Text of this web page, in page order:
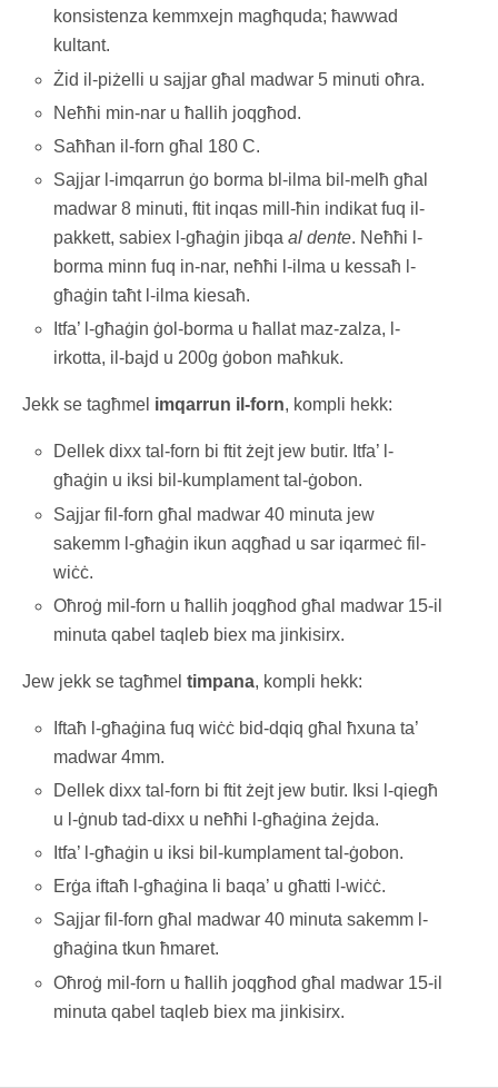
konsistenza kemmxejn magħquda; ħawwad
kultant.
Żid il-piżelli u sajjar għal madwar 5 minuti oħra.
Neħħi min-nar u ħallih joqgħod.
Saħħan il-forn għal 180 C.
Sajjar l-imqarrun ġo borma bl-ilma bil-melħ għal
madwar 8 minuti, ftit inqas mill-ħin indikat fuq il-
pakkett, sabiex l-għaġin jibqaal dente. Neħħi l-
borma minn fuq in-nar, neħħi l-ilma u kessaħ l-
għaġin taħt l-ilma kiesaħ.
Itfa’ l-għaġin ġol-borma u ħallat maz-zalza, l-
irkotta, il-bajd u 200g ġobon maħkuk.
Jekk se tagħmel imqarrun il-forn, kompli hekk:
Dellek dixx tal-forn bi ftit żejt jew butir. Itfa’ l-
għaġin u iksi bil-kumplament tal-ġobon.
Sajjar fil-forn għal madwar 40 minuta jew
sakemm l-għaġin ikun aqgħad u sar iqarmeċ fil-
wiċċ.
Oħroġ mil-forn u ħallih joqgħod għal madwar 15-il
minuta qabel taqleb biex ma jinkisirx.
Jew jekk se tagħmel timpana, kompli hekk:
Iftaħ l-għaġina fuq wiċċ bid-dqiq għal ħxuna ta’
madwar 4mm.
Dellek dixx tal-forn bi ftit żejt jew butir. Iksi l-qiegħ
u l-ġnub tad-dixx u neħħi l-għaġina żejda.
Itfa’ l-għaġin u iksi bil-kumplament tal-ġobon.
Erġa iftaħ l-għaġina li baqa’ u għatti l-wiċċ.
Sajjar fil-forn għal madwar 40 minuta sakemm l-
għaġina tkun ħmaret.
Oħroġ mil-forn u ħallih joqgħod għal madwar 15-il
minuta qabel taqleb biex ma jinkisirx.